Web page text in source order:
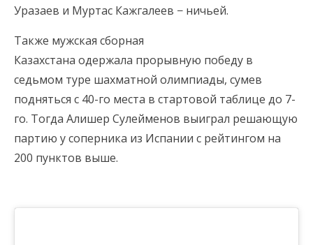
Уразаев и Муртас Кажгалеев − ничьей.
Также мужская сборная
Казахстана одержала прорывную победу в
седьмом туре шахматной олимпиады, сумев
подняться с 40-го места в стартовой таблице до 7-
го. Тогда Алишер Сулейменов выиграл решающую
партию у соперника из Испании с рейтингом на
200 пунктов выше.